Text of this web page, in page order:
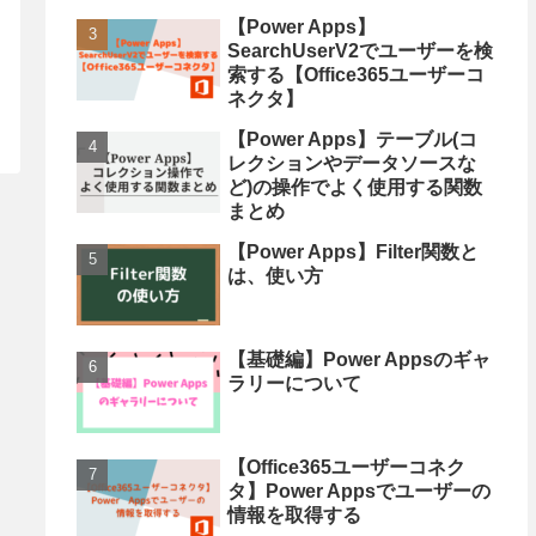
【Power Apps】
SearchUserV2でユーザーを検
索する【Office365ユーザーコ
ネクタ】
【Power Apps】テーブル(コ
レクションやデータソースな
ど)の操作でよく使用する関数
まとめ
【Power Apps】Filter関数と
は、使い方
【基礎編】Power Appsのギャ
ラリーについて
【Office365ユーザーコネク
タ】Power Appsでユーザーの
情報を取得する